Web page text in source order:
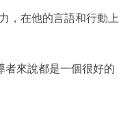
，在他的言語和行動上
者來說都是一個很好的